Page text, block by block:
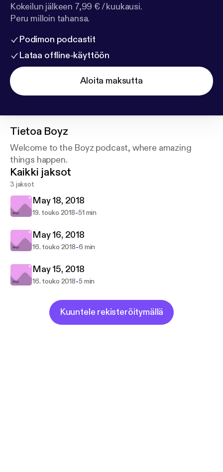
Kokeilun jälkeen 7,99 € / kuukausi.
Peru milloin tahansa.
Podimon podcastit
Lataa offline-käyttöön
Aloita maksutta
Tietoa Boyz
Welcome to the Boyz podcast, where amazing
things happen.
Kaikki jaksot
3 jaksot
May 18, 2018
19. touko 2018-51 min
May 16, 2018
16. touko 2018-6 min
May 15, 2018
16. touko 2018-5 min
Kuuntele rekisteröitymällä